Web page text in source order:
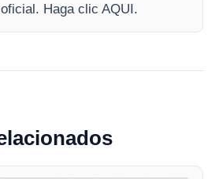
Haga clic AQUI.